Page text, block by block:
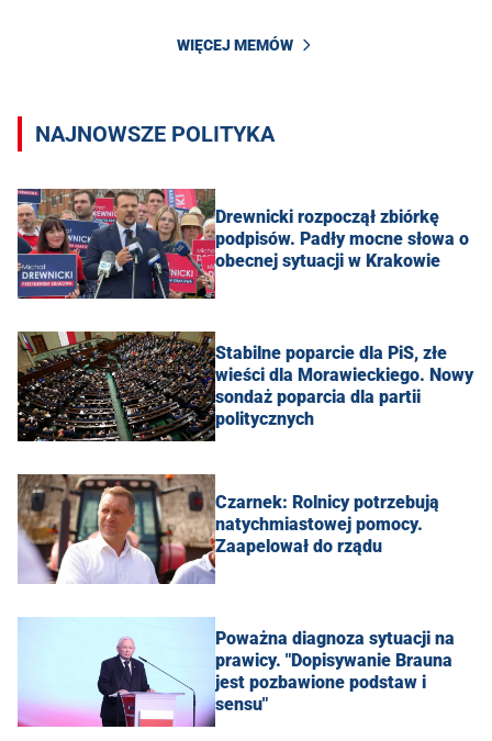
WIĘCEJ MEMÓW
NAJNOWSZE POLITYKA
Drewnicki rozpoczął zbiórkę
podpisów. Padły mocne słowa o
obecnej sytuacji w Krakowie
Stabilne poparcie dla PiS, złe
wieści dla Morawieckiego. Nowy
sondaż poparcia dla partii
politycznych
Czarnek: Rolnicy potrzebują
natychmiastowej pomocy.
Zaapelował do rządu
Poważna diagnoza sytuacji na
prawicy. "Dopisywanie Brauna
jest pozbawione podstaw i
sensu"